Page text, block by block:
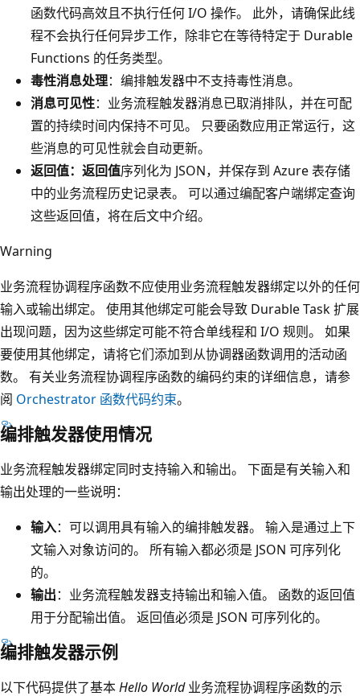
函数代码高效且不执行任何 I/O 操作。 此外，请确保此线
程不会执行任何异步工作，除非它在等待特定于 Durable
Functions 的任务类型。
毒性消息处理：编排触发器中不支持毒性消息。
消息可见性：业务流程触发器消息已取消排队，并在可配
置的持续时间内保持不可见。 只要函数应用正常运行，这
些消息的可见性就会自动更新。
返回值：返回值序列化为 JSON，并保存到 Azure 表存储
中的业务流程历史记录表。 可以通过编配客户端绑定查询
这些返回值，将在后文中介绍。
Warning
业务流程协调程序函数不应使用业务流程触发器绑定以外的任何
输入或输出绑定。 使用其他绑定可能会导致 Durable Task 扩展
出现问题，因为这些绑定可能不符合单线程和 I/O 规则。 如果
要使用其他绑定，请将它们添加到从协调器函数调用的活动函
数。 有关业务流程协调程序函数的编码约束的详细信息，请参
阅 Orchestrator 函数代码约束。
编排触发器使用情况
业务流程触发器绑定同时支持输入和输出。 下面是有关输入和
输出处理的一些说明：
输入：可以调用具有输入的编排触发器。 输入是通过上下
文输入对象访问的。 所有输入都必须是 JSON 可序列化
的。
输出：业务流程触发器支持输出和输入值。 函数的返回值
用于分配输出值。 返回值必须是 JSON 可序列化的。
编排触发器示例
以下代码提供了基本Hello World业务流程协调程序函数的示